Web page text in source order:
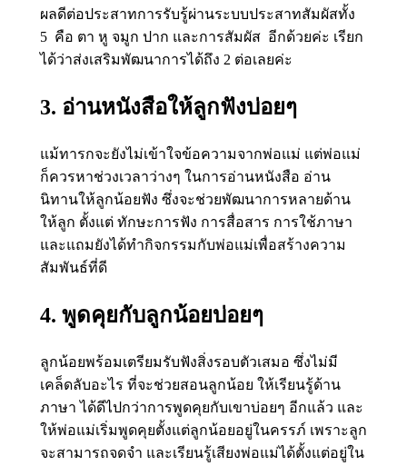
ผลดีต่อประสาทการรับรู้ผ่านระบบประสาทสัมผัสทั้ง
5 คือ ตา หู จมูก ปาก และการสัมผัส อีกด้วยค่ะ เรียก
ได้ว่าส่งเสริมพัฒนาการได้ถึง 2 ต่อเลยค่ะ
3. อ่านหนังสือให้ลูกฟังบ่อยๆ
แม้ทารกจะยังไม่เข้าใจข้อความจากพ่อแม่ แต่พ่อแม่
ก็ควรหาช่วงเวลาว่างๆ ในการอ่านหนังสือ อ่าน
นิทานให้ลูกน้อยฟัง ซึ่งจะช่วยพัฒนาการหลายด้าน
ให้ลูก ตั้งแต่ ทักษะการฟัง การสื่อสาร การใช้ภาษา
และแถมยังได้ทำกิจกรรมกับพ่อแม่เพื่อสร้างความ
สัมพันธ์ที่ดี
4. พูดคุยกับลูกน้อยบ่อยๆ
ลูกน้อยพร้อมเตรียมรับฟังสิ่งรอบตัวเสมอ ซึ่งไม่มี
เคล็ดลับอะไร ที่จะช่วยสอนลูกน้อย ให้เรียนรู้ด้าน
ภาษา ได้ดีไปกว่าการพูดคุยกับเขาบ่อยๆ อีกแล้ว และ
ให้พ่อแม่เริ่มพูดคุยตั้งแต่ลูกน้อยอยู่ในครรภ์ เพราะลูก
จะสามารถจดจำ และเรียนรู้เสียงพ่อแม่ได้ตั้งแต่อยู่ใน